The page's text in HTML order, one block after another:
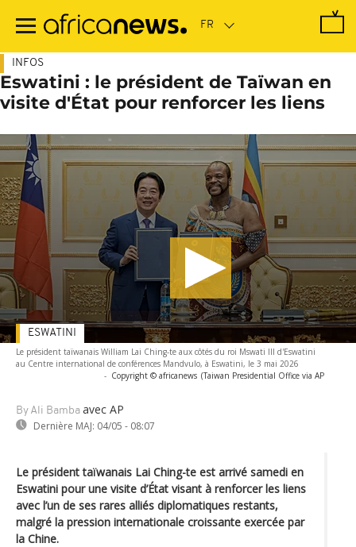
contenu
INFOS
Eswatini : le président de Taïwan en
visite d'État pour renforcer les liens
Le président taïwanais William Lai Ching-te aux côtés du roi Mswati III d'Eswatini
au Centre international de conférences Mandvulo, à Eswatini, le 3 mai 2026
- Copyright © africanews (Taiwan Presidential Office via AP
By Ali Bamba avec AP
Dernière MAJ: 04/05 - 08:07
ESWATINI
Le président taïwanais Lai Ching-te est arrivé samedi en
Eswatini pour une visite d’État visant à renforcer les liens
avec l’un de ses rares alliés diplomatiques restants,
malgré la pression internationale croissante exercée par
la Chine.